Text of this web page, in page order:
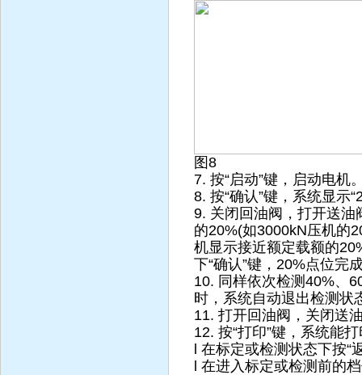
图8
7. 按“启动”键，启动电机
8. 按“确认”键，系统显示
9. 关闭回油阀，打开送
的20%(如3000kN压机的
机显示接近额定载额的
下“确认”键，20%点位完
10. 同样依次检测40%、
时，系统自动退出检测状
11. 打开回油阀，关闭送
12. 按“打印”键，系统能
l 在标定或检测状态下按
l 在进入标定或检测前的